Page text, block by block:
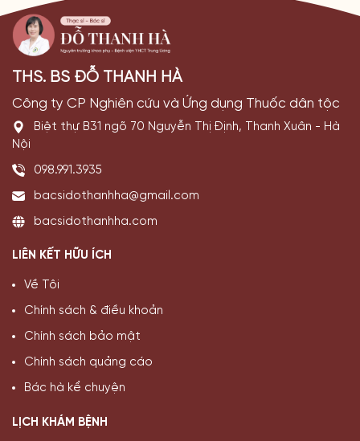
THS. BS ĐỖ THANH HÀ
Công ty CP Nghiên cứu và Ứng dụng Thuốc dân tộc
Biệt thự B31 ngõ 70 Nguyễn Thị Định, Thanh Xuân - Hà
Nội
098.991.3935
bacsidothanhha@gmail.com
bacsidothanhha.com
LIÊN KẾT HỮU ÍCH
Về Tôi
Chính sách & điều khoản
Chính sách bảo mật
Chính sách quảng cáo
Bác hà kể chuyện
LỊCH KHÁM BỆNH